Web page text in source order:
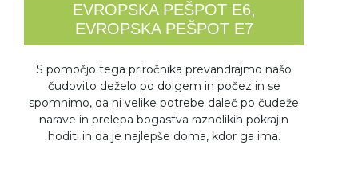
EVROPSKA PEŠPOT E6,
EVROPSKA PEŠPOT E7
S pomočjo tega priročnika prevandrajmo našo
čudovito deželo po dolgem in počez in se
spomnimo, da ni velike potrebe daleč po čudeže
narave in prelepa bogastva raznolikih pokrajin
hoditi in da je najlepše doma, kdor ga ima.